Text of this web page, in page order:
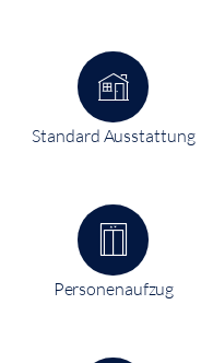
Standard Ausstattung
Personenaufzug